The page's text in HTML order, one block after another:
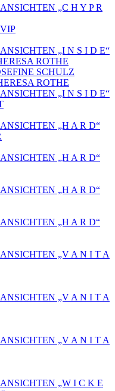
„C H Y P R
„I N S I D E“
ROTHE
SCHULZ
ROTHE
„I N S I D E“
„H A R D“
„H A R D“
„H A R D“
„H A R D“
„V A N I T A
„V A N I T A
„V A N I T A
„W I C K E